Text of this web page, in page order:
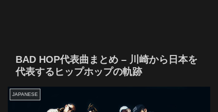
BAD HOP代表曲まとめ – 川崎から日本を
代表するヒップホップの軌跡
JAPANESE